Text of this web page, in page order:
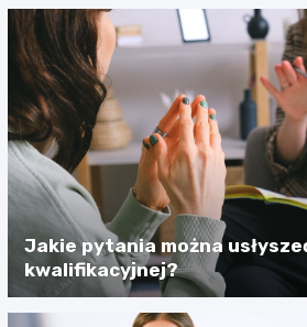
Jakie pytania można
kwalifikacyjnej?